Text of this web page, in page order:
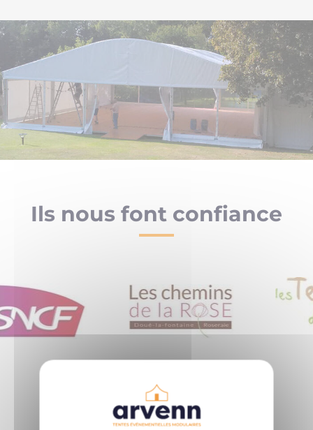
Ils nous font confiance
TOUS NOS CLIENTS